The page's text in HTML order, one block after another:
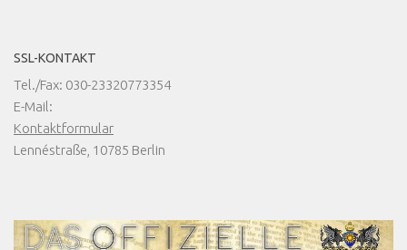
SSL-KONTAKT
Tel./Fax: 030-23320773354
E-Mail:
Kontaktformular
Lennéstraße, 10785 Berlin